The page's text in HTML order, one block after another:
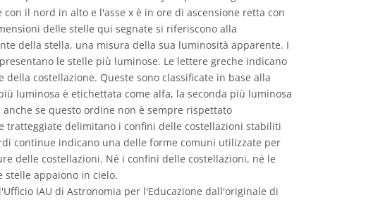
il nord in alto e l'asse x è in ore di ascensione retta con
delle stelle qui segnate si riferiscono alla
della stella, una misura della sua luminosità apparente. I
le stelle più luminose. Le lettere greche indicano
della costellazione. Queste sono classificate in base alla
luminosa è etichettata come alfa, la seconda più luminosa
anche se questo ordine non è sempre rispettato
tratteggiate delimitano i confini delle costellazioni stabiliti
continue indicano una delle forme comuni utilizzate per
delle costellazioni. Né i confini delle costellazioni, né le
stelle appaiono in cielo.
IAU di Astronomia per l'Educazione dall'originale di